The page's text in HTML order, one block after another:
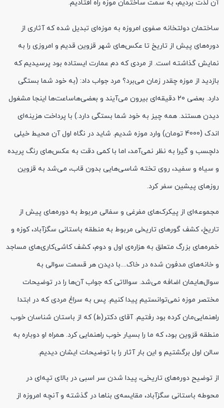
آن لذت بردیم، به سمت ساختمان موزه راه افتادیم.
ساختمان دولتخانه صفوی امروزه به موزه‌ای تبدیل شده که آثاری از
دوره‌های پیش از تاریخ تا عکس‌های شهر قزوین قدیم و امروزی را به
نمایش گذاشته است. از مردی که دم عمارت ایستاده بود پرسیدیم که
بازدید از موزه چقدر زمان می‌برد؟ مرد جواب داد: (به خود شما بستگی
دارد. بعضی 20 دقیقه‌ای بیرون می‌آیند و بعضی‌هاساعت‌ها اینجا مشغول
دیدن هستند. همه چیز به خود شما بستگی دارد.) با پرداخت هزینه‌ای
اندک (4000 تومان) وارد موزه شدیم. شاید در نگاه اول آن محیط خیلی
دلچسب و گیرا به نظر نمی‌آمد، اما با کمی دقت به عکس‌های رنگ پریده
و سیاه و سفید، روی تخته شاسی‌هایی بدون قاب، می‌شد به قزوین
روزهای پیشین سفر کرد.
مجموعه‌ای از پیکرک‌های مفرغی و سفالی مربوط به دوره‌های پیش از
تاریخ، کشف گورهای تاریخی مربوط به منطقه باستانی سگزآباد، کوزه و
خمره‌های بزرگ متعلق به هزاره‌ی اول و دوم، کشف کاشی‌کاری‌های مساجد
و خانه‌های مدفون شده در خاک....با دیدن هر قسمت سوالی به
سوال‌هایمان اضافه می‌شد. سوالاتی که جواب آن‌ها را در توضیحات
مختصر موزه نمی‌توانستیم پیدا کنیم. پس به سراغ مردی که در ابتدا
راهنمایی‌مان کرده بود رفتیم. آقای دکتر(ط) که از باستان شناسان خوب
منطقه قزوین بود، که ما را بسیار خوب راهنمایی کرد. همراه او دوباره به
سالن اول برگشتیم و این بار آثار را با توضیحات ایشان دیدیم.
از توضیح دوره‌های تاریخی، پیدا شدن سر اسبی در بالای تپه‌ای در
محوطه باستانی سگزآباد، مقایسه‌ی بناها در گذشته و آنچه امروزه از